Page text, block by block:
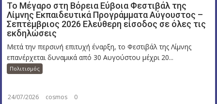
Το Μέγαρο στη Βόρεια Εύβοια Φεστιβάλ της
Λίμνης Εκπαιδευτικά Προγράμματα Αύγουστος –
Σεπτέμβριος 2026 Ελεύθερη είσοδος σε όλες τις
εκδηλώσεις
Μετά την περσινή επιτυχή έναρξη, το Φεστιβάλ της Λίμνης
επανέρχεται δυναμικά από 30 Αυγούστου μέχρι 20...
Πολιτισμός
24/07/2026 cosmos 0